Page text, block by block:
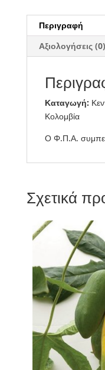
Περιγραφή
Αξιολογήσεις (0)
Καταγωγή:
Κολομβία
Ο Φ.Π.Α.
Σχετικά